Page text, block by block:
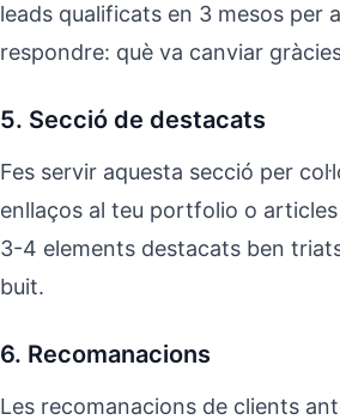
leads qualificats en 3 mesos per
respondre: què va canviar
5. Secció de destacats
Fes servir aquesta secció per
enllaços al teu portfolio o
3-4 elements destacats ben
buit.
6. Recomanacions
Les recomanacions de clients